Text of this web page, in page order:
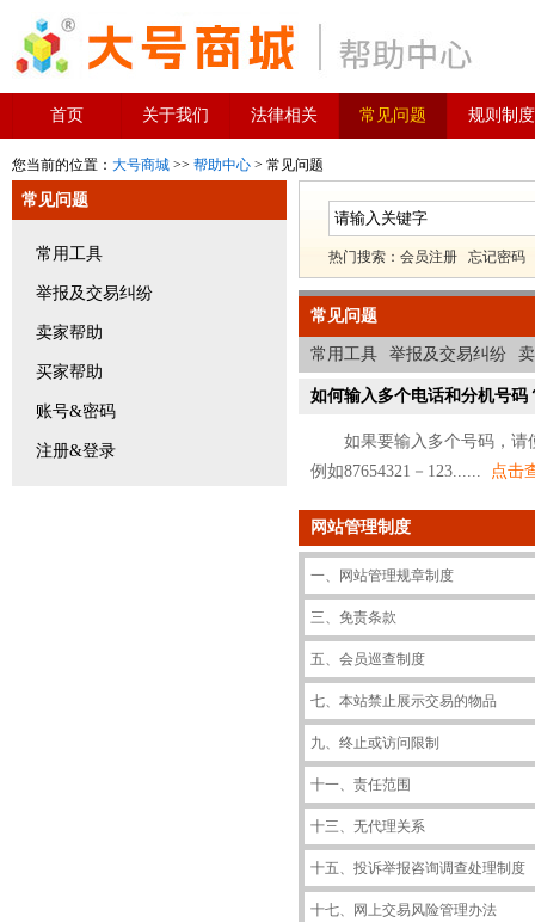
首页 关于我们 法律相关 常见问题 规则制度
您当前的位置： 大号商城 >> 帮助中心 > 常见问题
常见问题
常用工具
举报及交易纠纷
卖家帮助
买家帮助
账号&密码
注册&登录
热门搜索： 会员注册 忘记密码
常见问题
常用工具 举报及交易纠纷
如何输入多个电话和分机号码
如果要输入多个号码，
例如87654321－123...... 点击
网站管理制度
一、网站管理规章制度
三、免责条款
五、会员巡查制度
七、本站禁止展示交易的物品
九、终止或访问限制
十一、责任范围
十三、无代理关系
十五、投诉举报咨询调查处理制度
十七、网上交易风险管理办法